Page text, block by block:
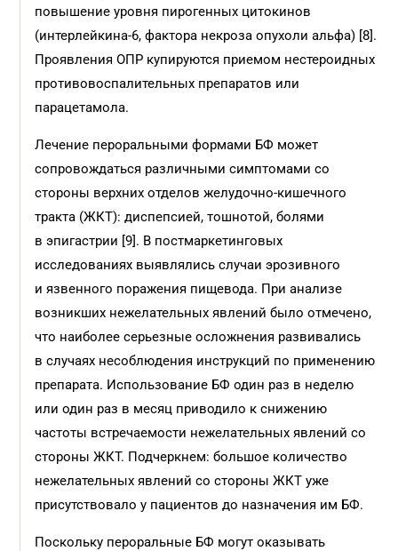
повышение уровня пирогенных цитокинов
(интерлейкина-6, фактора некроза опухоли альфа) [8].
Проявления ОПР купируются приемом нестероидных
противовоспалительных препаратов или
парацетамола.
Лечение пероральными формами БФ может
сопровождаться различными симптомами со
стороны верхних отделов желудочно-кишечного
тракта (ЖКТ): диспепсией, тошнотой, болями
в эпигастрии [9]. В постмаркетинговых
исследованиях выявлялись случаи эрозивного
и язвенного поражения пищевода. При анализе
возникших нежелательных явлений было отмечено,
что наиболее серьезные осложнения развивались
в случаях несоблюдения инструкций по применению
препарата. Использование БФ один раз в неделю
или один раз в месяц приводило к снижению
частоты встречаемости нежелательных явлений со
стороны ЖКТ. Подчеркнем: большое количество
нежелательных явлений со стороны ЖКТ уже
присутствовало у пациентов до назначения им БФ.
Поскольку пероральные БФ могут оказывать